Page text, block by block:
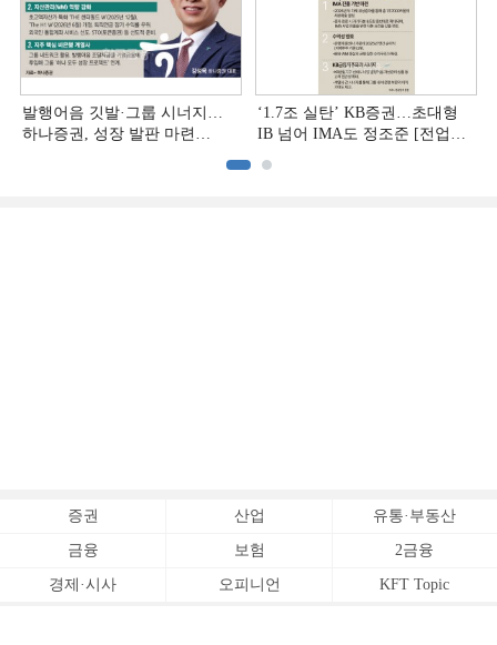
발행어음 깃발·그룹 시너지…
하나증권, 성장 발판 마련
‘1.7조 실탄’ KB증권…초대형
IB 넘어 IMA도 정조준 [전업계
증권 산업 유통·부동산
금융 보험 2금융
경제·시사 오피니언 KFT Topic